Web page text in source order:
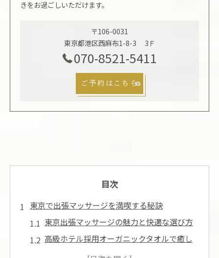
きをお過ごしいただけます。
〒106-0031
東京都港区西麻布1-8-3 3Ｆ
070-8521-5411
ご予約はこちら
目次
東京で出張マッサージを満喫する秘訣
東京出張マッサージの魅力と快適な選び方
高級ホテル採用オーガニックタオルで癒し